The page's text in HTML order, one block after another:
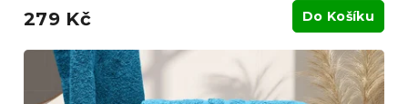
279 Kč Do Košíku